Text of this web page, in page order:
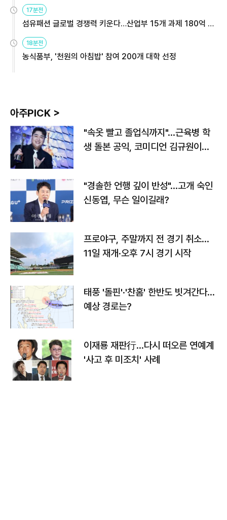
용해야
17분전
섬유패션 글로벌 경쟁력 키운다…산업부 15개 과제 180억 지
원
18분전
농식품부, '천원의 아침밥' 참여 200개 대학 선정
아주PICK >
"속옷 빨고 졸업식까지"…근육병 학
생 돌본 공익, 코미디언 김규원이었
"경솔한 언행 깊이 반성"…고개 숙인
신동엽, 무슨 일이길래?
프로야구, 주말까지 전 경기 취소…
11일 재개·오후 7시 경기 시작
태풍 '돌핀'·'찬홈' 한반도 빗겨간다…
예상 경로는?
이재룡 재판行…다시 떠오른 연예계
'사고 후 미조치' 사례